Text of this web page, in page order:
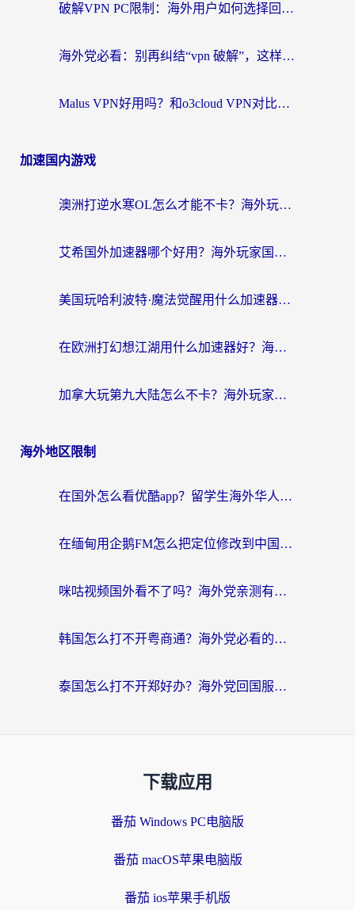
破解VPN PC限制：海外用户如何选择回国加速器实现无缝访问国内资源
海外党必看：别再纠结“vpn 破解”，这样选回国加速器才能真正无缝访问国内资源
Malus VPN好用吗？和o3cloud VPN对比哪个回国效果更好？
加速国内游戏
澳洲打逆水寒OL怎么才能不卡？海外玩家国服游戏加速终极指南（附梦幻模拟战地铁跑酷解决办法）
艾希国外加速器哪个好用？海外玩家国服游戏畅玩终极指南（附欧洲玩鸣潮街头篮球实测）
美国玩哈利波特·魔法觉醒用什么加速器？告别延迟的终极指南（含免费QQ炫舞方案+印尼妄想山海秘籍）
在欧洲打幻想江湖用什么加速器好？海外玩家国服游戏畅玩指南
加拿大玩第九大陆怎么不卡？海外玩家国服游戏加速全攻略（附足球世界萤火突击实测）
海外地区限制
在国外怎么看优酷app？留学生海外华人必看的无限制追剧指南
在缅甸用企鹅FM怎么把定位修改到中国国内？海外党解决地域限制的实用指南
咪咕视频国外看不了吗？海外党亲测有效的回国加速解决方案
韩国怎么打不开粤商通？海外党必看的回国加速器选择指南（附加拿大农行俄罗斯有缘网解决方案）
泰国怎么打不开郑好办？海外党回国服务+影音追剧全搞定的实用指南
下载应用
番茄 Windows PC电脑版
番茄 macOS苹果电脑版
番茄 ios苹果手机版